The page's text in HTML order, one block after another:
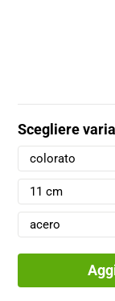
Scegliere